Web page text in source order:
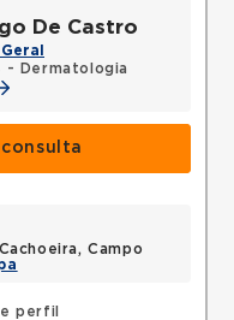
De Castro
- Dermatologia
perfil
Campo